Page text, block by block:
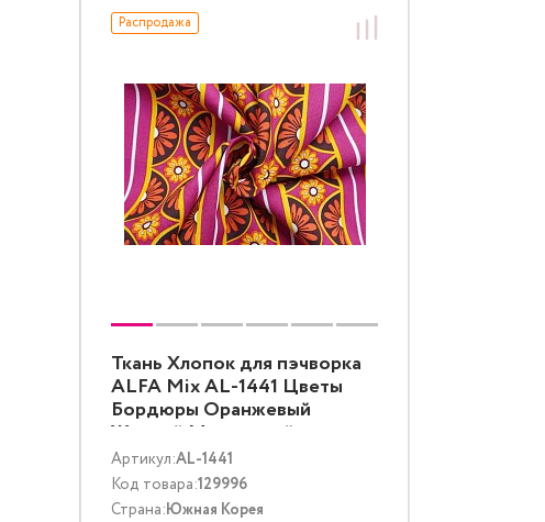
Распродажа
Ткань Хлопок для пэчворка
ALFA Mix AL-1441 Цветы
Бордюры Оранжевый
Желтый Малиновый
Артикул:AL-1441
Код товара:129996
Страна:Южная Корея